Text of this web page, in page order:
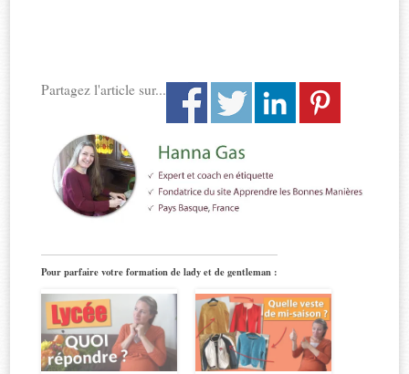
Partagez l'article sur...
Pour parfaire votre formation de lady et de gentleman :